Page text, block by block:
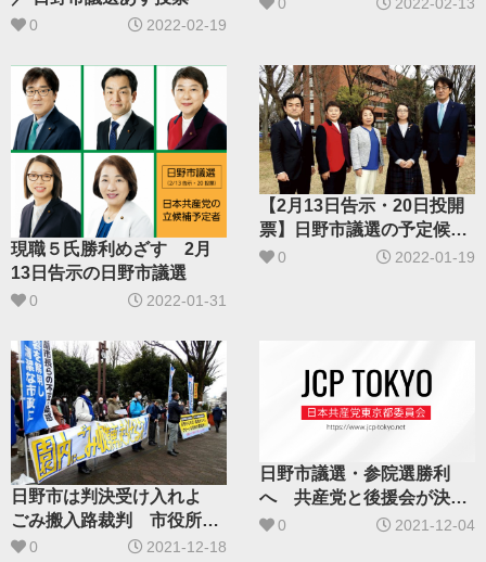
0 2022-02-19
現職５氏勝利めざす 2月
13日告示の日野市議選
0 2022-01-31
【2月13日告示・20日投開
票】日野市議選の予定候補
を紹介します
0 2022-01-19
日野市は判決受け入れよ
ごみ搬入路裁判 市役所前
で住民行動
0 2021-12-18
日野市議選・参院選勝利
へ 共産党と後援会が決起
集会
0 2021-12-04